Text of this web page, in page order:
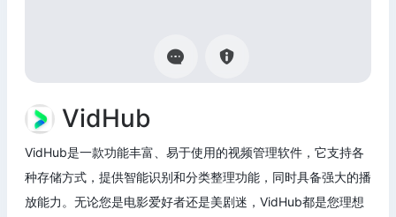
VidHub
VidHub是一款功能丰富、易于使用的视频管理软件，它支持各
种存储方式，提供智能识别和分类整理功能，同时具备强大的播
放能力。无论您是电影爱好者还是美剧迷，VidHub都是您理想